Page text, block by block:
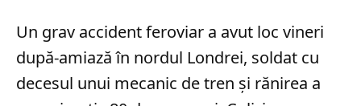
Un grav accident feroviar a avut loc vineri
după-amiază în nordul Londrei, soldat cu
decesul unui mecanic de tren și rănirea a